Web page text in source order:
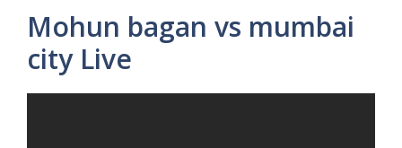
Mohun bagan vs mumbai
city Live